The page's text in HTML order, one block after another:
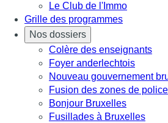
Le Club de l'Immo
Grille des programmes
Nos dossiers
Colère des enseignants
Foyer anderlechtois
Nouveau gouvernement
Fusion des zones de police
Bonjour Bruxelles
Fusillades à Bruxelles